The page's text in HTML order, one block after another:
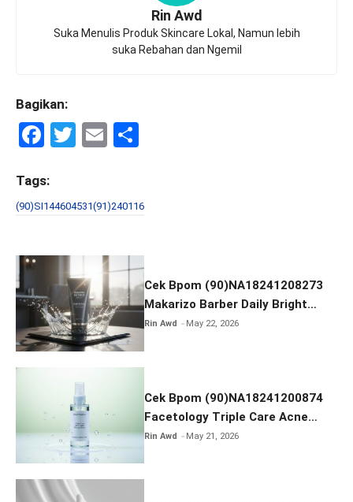
Rin Awd
Suka Menulis Produk Skincare Lokal, Namun lebih
suka Rebahan dan Ngemil
Bagikan:
F
ce
b
o
k
T
er
E
e
Tags:
(90)SI144604531(91)240116
Cek Bpom (90)NA18241208273
Makarizo Barber Daily Bright
Radiance Face Wash
Rin Awd May 22, 2026
Cek Bpom (90)NA18241200874
Facetology Triple Care Acne
Calm Micellar Water
Rin Awd May 21, 2026